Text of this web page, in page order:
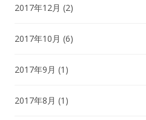
2017年12月 (2)
2017年10月 (6)
2017年9月 (1)
2017年8月 (1)